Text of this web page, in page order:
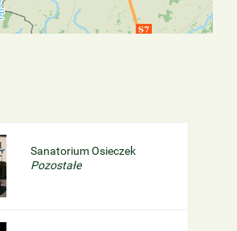
Sanatorium Osieczek
Pozostałe